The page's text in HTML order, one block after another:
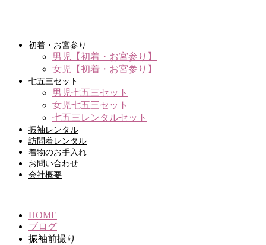
初着・お宮参り
男児【初着・お宮参り】
女児【初着・お宮参り】
七五三セット
男児七五三セット
女児七五三セット
七五三レンタルセット
振袖レンタル
訪問着レンタル
着物のお手入れ
お問い合わせ
会社概要
HOME
ブログ
振袖前撮り